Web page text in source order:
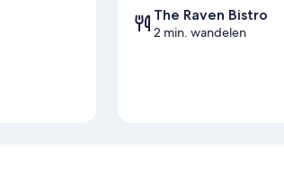
The Raven Bistro
2 min. wandelen